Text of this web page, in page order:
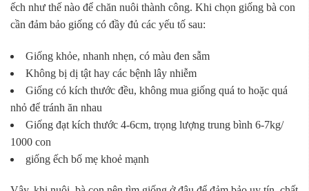
ếch như thế nào để chăn nuôi thành công. Khi chọn giống bà con
cần đảm bảo giống có đầy đủ các yếu tố sau:
Giống khỏe, nhanh nhẹn, có màu đen sẫm
Không bị dị tật hay các bệnh lây nhiễm
Giống có kích thước đều, không mua giống quá to hoặc quá
nhỏ để tránh ăn nhau
Giống đạt kích thước 4-6cm, trọng lượng trung bình 6-7kg/
1000 con
giống ếch bố mẹ khoẻ mạnh